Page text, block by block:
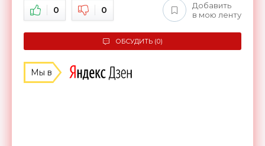
0 0
Добавить
в мою ленту
ОБСУДИТЬ (0)
Мы в